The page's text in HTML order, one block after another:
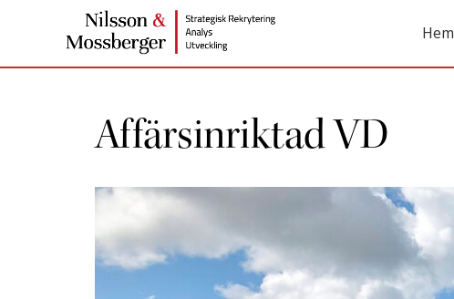
Hem
Affärsinriktad VD